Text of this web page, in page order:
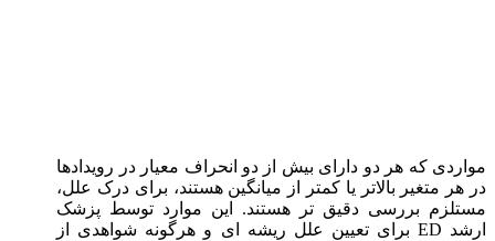
مواردی که هر دو دارای بیش از دو انحراف معیار در رویدادها
در هر متغیر بالاتر یا کمتر از میانگین هستند، برای درک علل،
مستلزم بررسی دقیق تر هستند. این موارد توسط پزشک
ارشد ED برای تعیین علل ریشه ای و هرگونه شواهدی از